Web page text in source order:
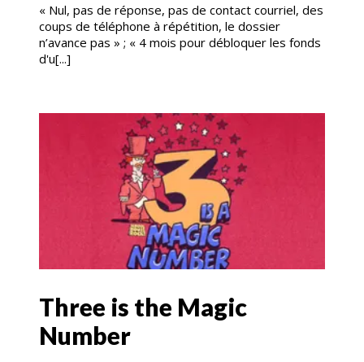
« Nul, pas de réponse, pas de contact courriel, des
coups de téléphone à répétition, le dossier
n’avance pas » ; « 4 mois pour débloquer les fonds
d'u[...]
Three is the Magic
Number